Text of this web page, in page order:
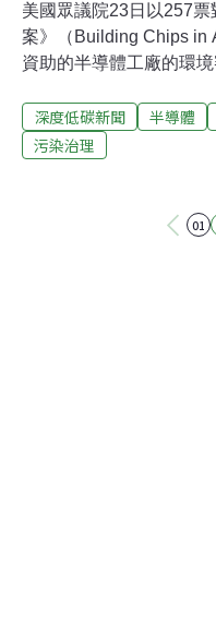
美國眾議院23日以257
案》（Building Chips in
資助的半導體工廠的環
力反對，但白宮官員週
Biden）將簽署同意。美
環境政策法》（NEPA
深度低碳新聞 半導體
污染治理
01